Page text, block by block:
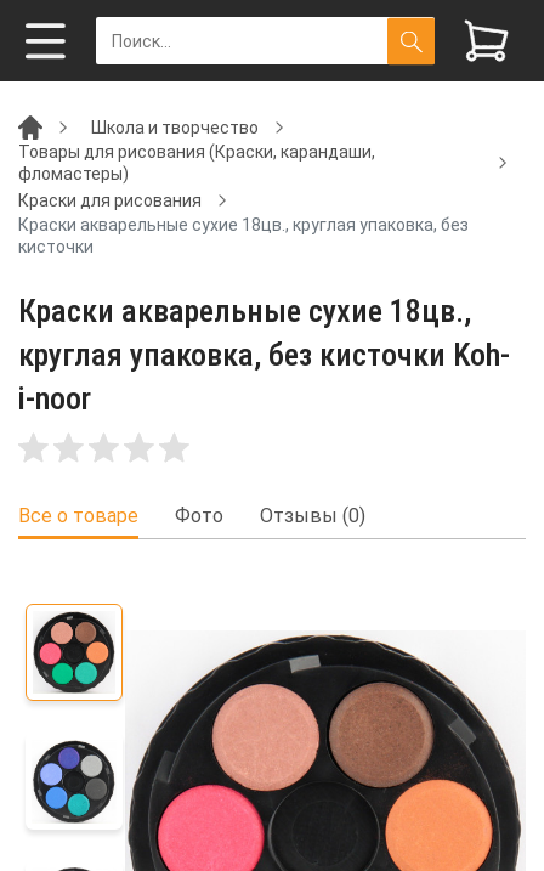
Школа и творчество
Товары для рисования (Краски, карандаши,
фломастеры)
Краски для рисования
Краски акварельные сухие 18цв., круглая упаковка, без
кисточки
Краски акварельные сухие 18цв.,
круглая упаковка, без кисточки Koh-
i-noor
Все о товаре Фото Отзывы (0)